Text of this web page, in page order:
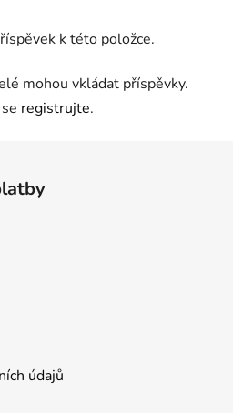
k této položce.
mohou vkládat příspěvky.
registrujte.
údajů